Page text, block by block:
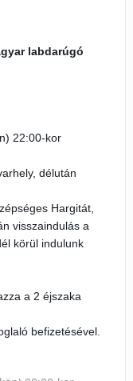
labdarúgó
22:00-kor
délután
Hargitát,
visszaindulás a
körül indulunk
a 2 éjszaka
befizetésével.